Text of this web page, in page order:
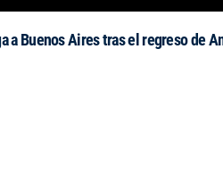
a Buenos Aires tras el regreso de